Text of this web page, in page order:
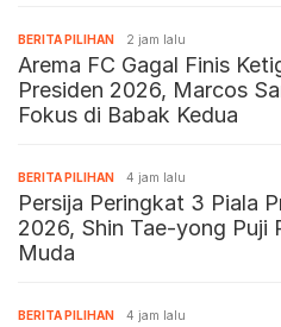
BERITA PILIHAN 2 jam lalu
Arema FC Gagal Finis
Presiden 2026, Marcos
Fokus di Babak Kedua
BERITA PILIHAN 4 jam lalu
Persija Peringkat 3 Piala
2026, Shin Tae-yong Puji
Muda
BERITA PILIHAN 4 jam lalu